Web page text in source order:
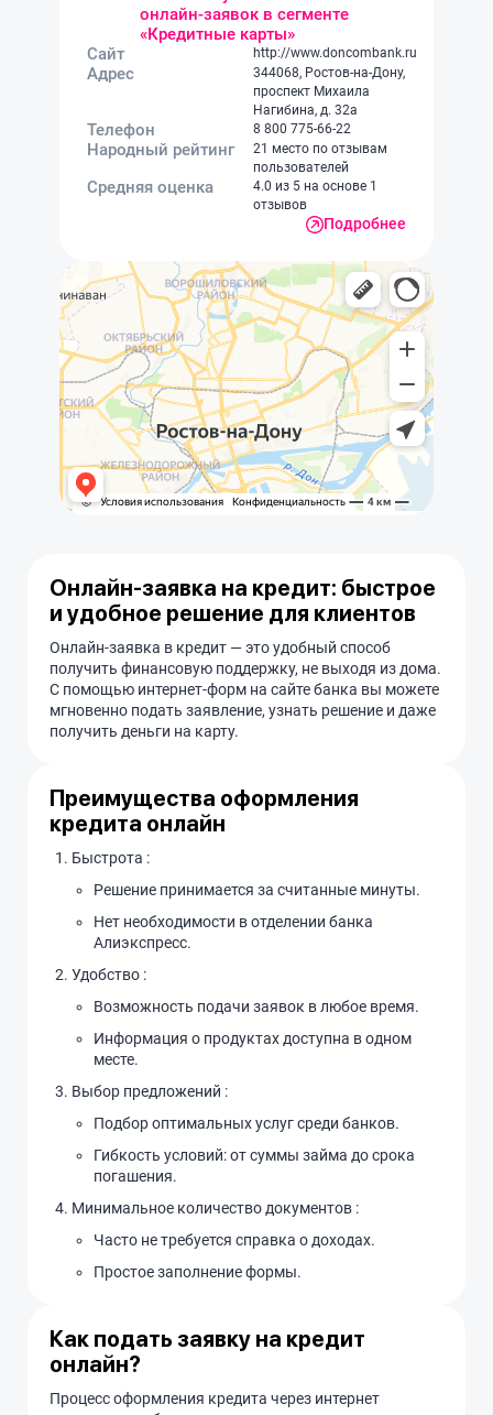
онлайн-заявок в сегменте
«Кредитные карты»
Сайт
http://www.doncombank.ru
Адрес
344068, Ростов-на-Дону,
проспект Михаила
Нагибина, д. 32а
Телефон 8 800 775-66-22
Народный рейтинг
21 место по отзывам
пользователей
Средняя оценка
4.0 из 5 на основе 1
отзывов
Подробнее
Онлайн-заявка на кредит: быстрое
и удобное решение для клиентов
Онлайн-заявка в кредит — это удобный способ
получить финансовую поддержку, не выходя из дома.
С помощью интернет-форм на сайте банка вы можете
мгновенно подать заявление, узнать решение и даже
получить деньги на карту.
Преимущества оформления
кредита онлайн
Быстрота :
Решение принимается за считанные минуты.
Нет необходимости в отделении банка
Алиэкспресс.
Удобство :
Возможность подачи заявок в любое время.
Информация о продуктах доступна в одном
месте.
Выбор предложений :
Подбор оптимальных услуг среди банков.
Гибкость условий: от суммы займа до срока
погашения.
Минимальное количество документов :
Часто не требуется справка о доходах.
Простое заполнение формы.
Как подать заявку на кредит
онлайн?
Процесс оформления кредита через интернет